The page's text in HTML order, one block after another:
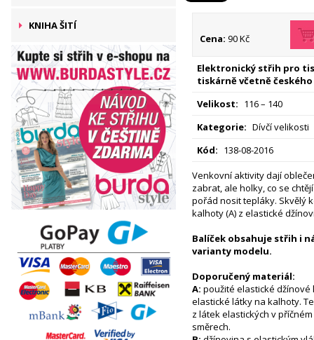
KNIHA ŠITÍ
Cena: 90 Kč
Elektronický střih pro
tiskárně včetně českého
Velikost: 116 – 140
Kategorie: Dívčí velikosti
Kód: 138-08-2016
Venkovní aktivity dají
zabrat, ale holky, co se
pořád nosit tepláky. Skvělý
kalhoty (A) z elastické
Balíček obsahuje střih i
varianty modelu.
Doporučený materiál:
A: použité elastické
elastické látky na kalhoty.
z látek elastických v
směrech.